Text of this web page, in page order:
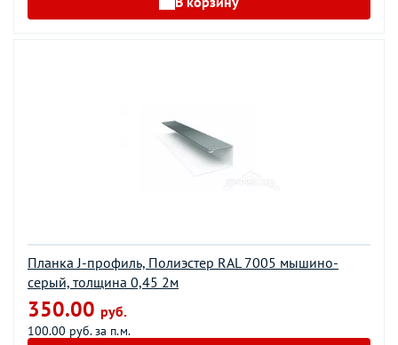
Планка J-профиль, Полиэстер RAL 7005 мышино-
серый, толщина 0,45 2м
350.00 руб.
100.00 руб. за п.м.